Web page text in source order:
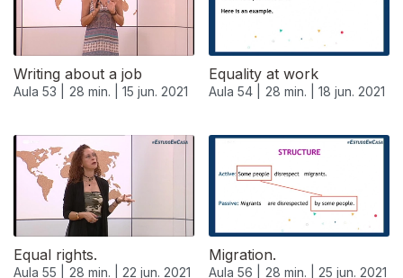
Writing about a job
Aula 53 | 28 min. | 15 jun. 2021
Equality at work
Aula 54 | 28 min. | 18 jun. 2021
Equal rights.
Aula 55 | 28 min. | 22 jun. 2021
Migration.
Aula 56 | 28 min. | 25 jun. 2021